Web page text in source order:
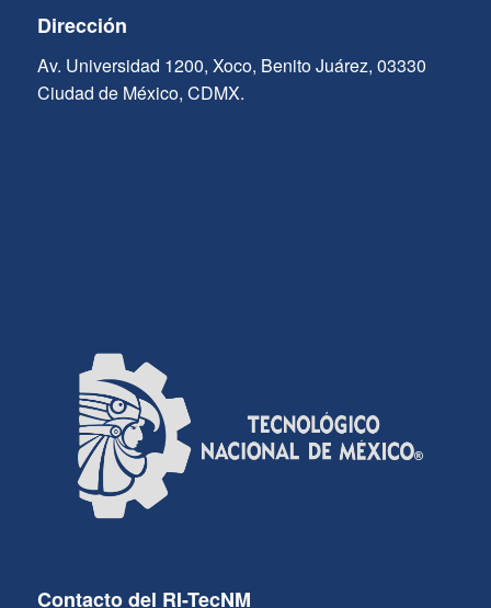
Dirección
Av. Universidad 1200, Xoco, Benito Juárez, 03330
Ciudad de México, CDMX.
Contacto del RI-TecNM